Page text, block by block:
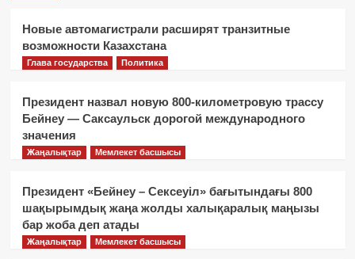
Новые автомагистрали расширят транзитные
возможности Казахстана
Глава государства Политика
Президент назвал новую 800-километровую трассу
Бейнеу — Саксаульск дорогой международного
значения
Жаңалықтар Мемлекет басшысы
Президент «Бейнеу – Сексеуіл» бағытындағы 800
шақырымдық жаңа жолды халықаралық маңызы
бар жоба деп атады
Жаңалықтар Мемлекет басшысы